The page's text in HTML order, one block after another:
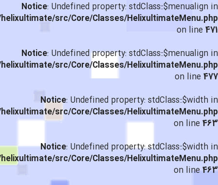
Notice: Undefined property: stdClass::$menualign in
src/Core/Classes/HelixultimateMenu.php
on line471
Notice: Undefined property: stdClass::$menualign in
src/Core/Classes/HelixultimateMenu.php
on line477
Notice: Undefined property: stdClass::$width in
src/Core/Classes/HelixultimateMenu.php
on line463
Notice: Undefined property: stdClass::$width in
src/Core/Classes/HelixultimateMenu.php
on line463